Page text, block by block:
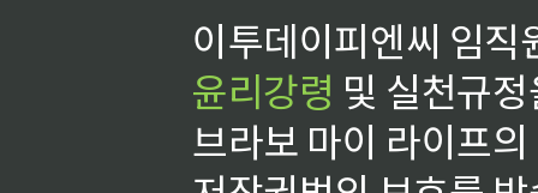
이투데이피엔씨 임
윤리강령 및 실천규
브라보 마이 라이프